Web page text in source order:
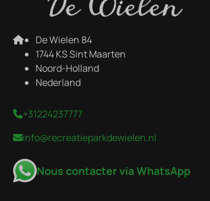
De Wielen 84
1744 KS Sint Maarten
Noord-Holland
Nederland
+31224237777
info@recreatieparkdewielen.nl
Nous contacter via WhatsApp